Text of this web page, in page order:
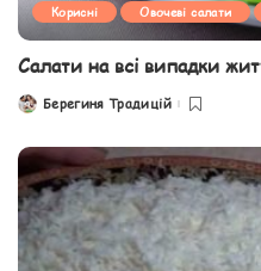
Корисні Овочеві салати
Салати на всі випадки
PostedБерегиня Традицій